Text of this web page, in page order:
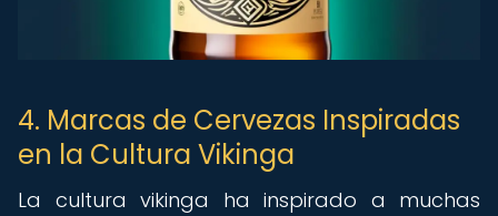
4. Marcas de Cervezas Inspiradas
en la Cultura Vikinga
La cultura vikinga ha inspirado a muchas